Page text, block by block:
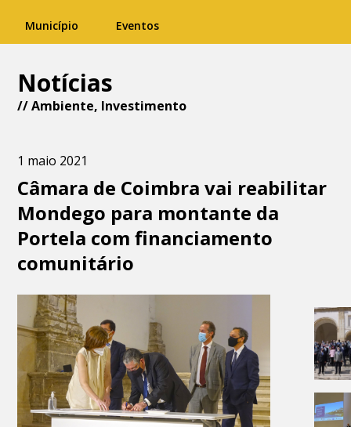
Município Eventos
Notícias
//Ambiente, Investimento
1 maio 2021
Câmara de Coimbra vai reabilitar
Mondego para montante da
Portela com financiamento
comunitário